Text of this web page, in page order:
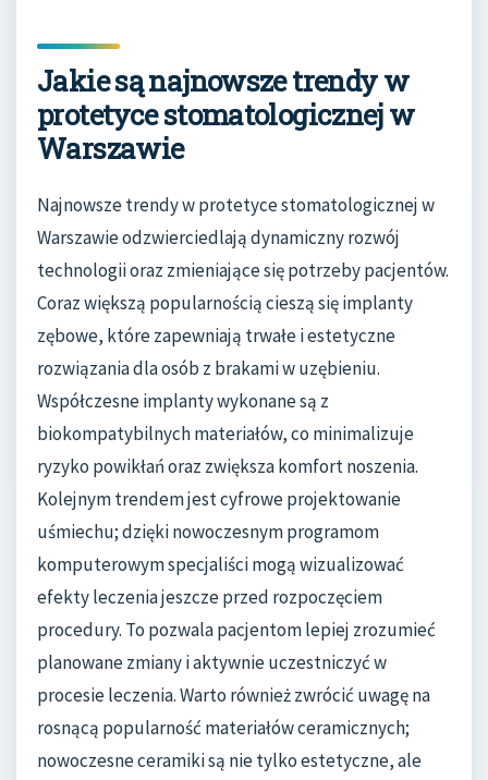
Jakie są najnowsze trendy w
protetyce stomatologicznej w
Warszawie
Najnowsze trendy w protetyce stomatologicznej w
Warszawie odzwierciedlają dynamiczny rozwój
technologii oraz zmieniające się potrzeby pacjentów.
Coraz większą popularnością cieszą się implanty
zębowe, które zapewniają trwałe i estetyczne
rozwiązania dla osób z brakami w uzębieniu.
Współczesne implanty wykonane są z
biokompatybilnych materiałów, co minimalizuje
ryzyko powikłań oraz zwiększa komfort noszenia.
Kolejnym trendem jest cyfrowe projektowanie
uśmiechu; dzięki nowoczesnym programom
komputerowym specjaliści mogą wizualizować
efekty leczenia jeszcze przed rozpoczęciem
procedury. To pozwala pacjentom lepiej zrozumieć
planowane zmiany i aktywnie uczestniczyć w
procesie leczenia. Warto również zwrócić uwagę na
rosnącą popularność materiałów ceramicznych;
nowoczesne ceramiki są nie tylko estetyczne, ale